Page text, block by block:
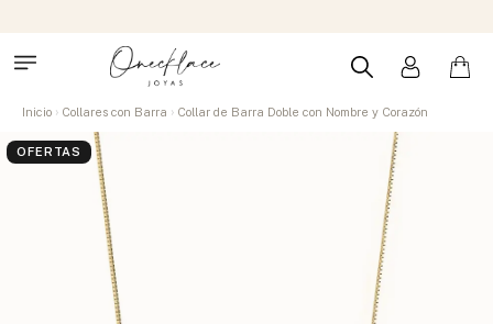
Inicio Collares con Barra Collar de Barra Doble con Nombre y Corazón
OFERTAS